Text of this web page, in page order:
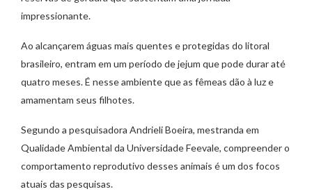
impressionante.
Ao alcançarem águas mais quentes e protegidas do litoral
brasileiro, entram em um período de jejum que pode durar até
quatro meses. É nesse ambiente que as fêmeas dão à luz e
amamentam seus filhotes.
Segundo a pesquisadora Andrieli Boeira, mestranda em
Qualidade Ambiental da Universidade Feevale, compreender o
comportamento reprodutivo desses animais é um dos focos
atuais das pesquisas.